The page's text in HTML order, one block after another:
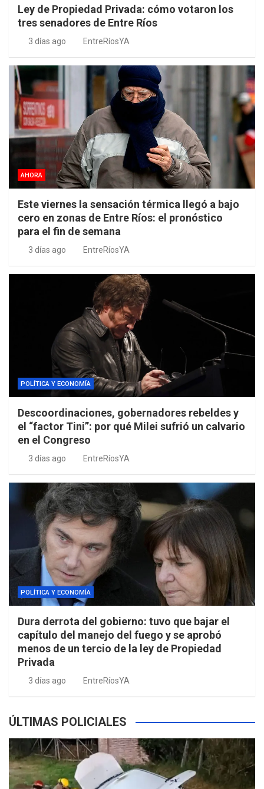
Ley de Propiedad Privada: cómo votaron los
tres senadores de Entre Ríos
3 días ago EntreRíosYA
AHORA
Este viernes la sensación térmica llegó a bajo
cero en zonas de Entre Ríos: el pronóstico
para el fin de semana
3 días ago EntreRíosYA
POLÍTICA Y ECONOMÍA
Descoordinaciones, gobernadores rebeldes y
el “factor Tini”: por qué Milei sufrió un calvario
en el Congreso
3 días ago EntreRíosYA
POLÍTICA Y ECONOMÍA
Dura derrota del gobierno: tuvo que bajar el
capítulo del manejo del fuego y se aprobó
menos de un tercio de la ley de Propiedad
Privada
3 días ago EntreRíosYA
ÚLTIMAS POLICIALES